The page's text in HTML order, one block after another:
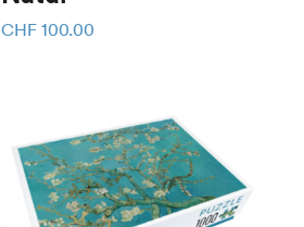
CHF 100.00